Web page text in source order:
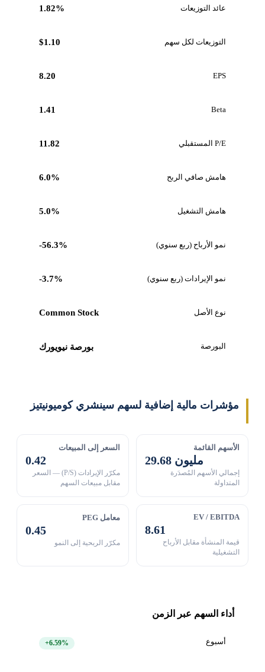
عائد التوزيعات 1.82%
التوزيعات لكل سهم $1.10
EPS
8.20
Beta
1.41
P/E المستقبلي 11.82
هامش صافي الربح 6.0%
هامش التشغيل 5.0%
نمو الأرباح (ربع سنوي) -56.3%
نمو الإيرادات (ربع سنوي) -3.7%
نوع الأصل Common Stock
البورصة بورصة نيويورك
مؤشرات مالية إضافية لسهم سينشري كوميونيتيز
الأسهم القائمة
29.68 مليون
إجمالي الأسهم المُصدَرة
المتداولة
السعر إلى المبيعات
0.42
مكرّر الإيرادات (P/S) — السعر
مقابل مبيعات السهم
EV / EBITDA
8.61
قيمة المنشأة مقابل الأرباح
التشغيلية
معامل PEG
0.45
مكرّر الربحية إلى النمو
أداء السهم عبر الزمن
أسبوع +6.59%